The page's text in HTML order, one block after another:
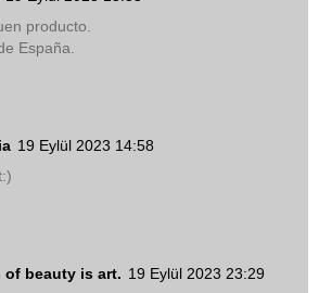
producto.
España.
19 Eylül 2023 14:58
of beauty is art. 19 Eylül 2023 23:29